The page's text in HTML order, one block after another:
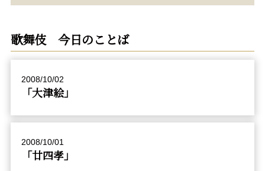
歌舞伎 今日のことば
2008/10/02
「大津絵」
2008/10/01
「廿四孝」